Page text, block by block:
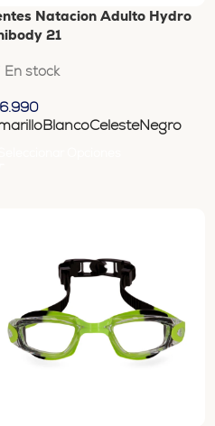
Natacion Adulto Hydro
21
En stock
6.990
BlancoCelesteNegro